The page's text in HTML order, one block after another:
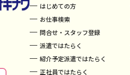
はじめての方
お仕事検索
問合せ・スタッフ登録
派遣ではたらく
紹介予定派遣ではたらく
正社員ではたらく